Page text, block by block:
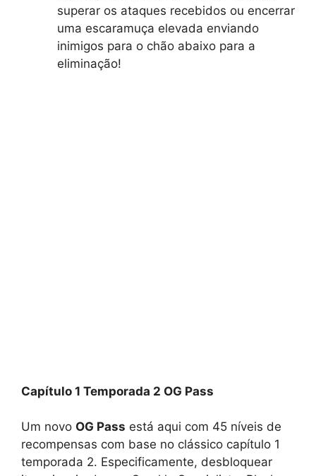
superar os ataques recebidos ou encerrar
uma escaramuça elevada enviando
inimigos para o chão abaixo para a
eliminação!
Capítulo 1 Temporada 2 OG Pass
Um novo OG Pass está aqui com 45 níveis de
recompensas com base no clássico capítulo 1
temporada 2. Especificamente, desbloquear